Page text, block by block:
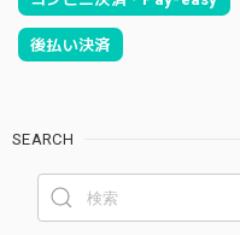
後払い決済
SEARCH